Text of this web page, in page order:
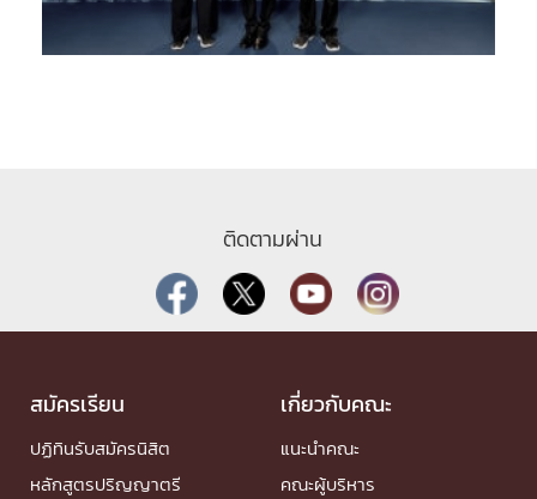
ติดตามผ่าน
สมัครเรียน
ปฏิทินรับสมัครนิสิต
หลักสูตรปริญญาตรี
เกี่ยวกับคณะ
แนะนำคณะ
คณะผู้บริหาร